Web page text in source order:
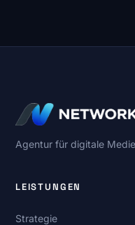
Agentur für digitale
LEISTUNGEN
Strategie